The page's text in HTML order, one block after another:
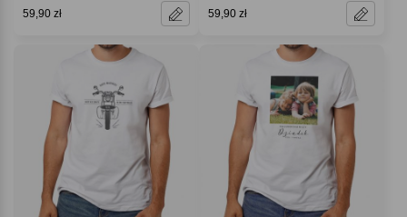
59,90 zł 59,90 zł